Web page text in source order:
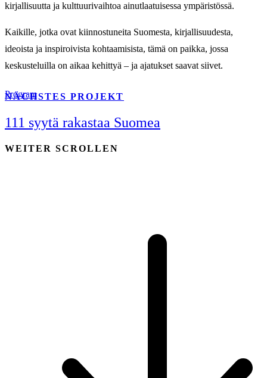
kirjallisuutta ja kulttuurivaihtoa ainutlaatuisessa ympäristössä.
Kaikille, jotka ovat kiinnostuneita Suomesta, kirjallisuudesta,
ideoista ja inspiroivista kohtaamisista, tämä on paikka, jossa
keskusteluilla on aikaa kehittyä – ja ajatukset saavat siivet.
Program
NÄCHSTES PROJEKT
111 syytä rakastaa Suomea
WEITER SCROLLEN